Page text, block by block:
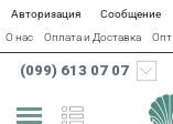
Авторизация
Сообщение
О нас
Оплата и Доставка Опт
(099) 613 07 07